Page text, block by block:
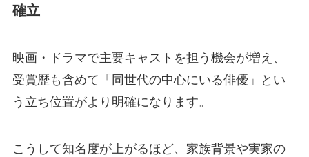
確立
映画・ドラマで主要キャストを担う機会が増え、
受賞歴も含めて「同世代の中心にいる俳優」とい
う立ち位置がより明確になります。
こうして知名度が上がるほど、家族背景や実家の